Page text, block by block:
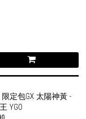
限定包GX 太陽神黃 -
YGO